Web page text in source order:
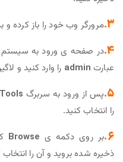
3. مرورگر وب خود را باز کرده و
4. در صفحه ی ورود به سیستم
عبارت admin را وارد کنید و
5. پس از ورود به سربرگ Tools
را انتخاب کنید.
6. بر روی دکمه ی Browse
ذخیره شده بروید و آن را انتخاب